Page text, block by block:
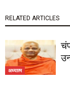
RELATED ARTICLES
अध्यात्म